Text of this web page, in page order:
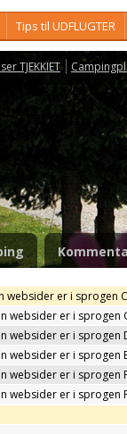
Tips til UDFLUGTER
TJEKKIET
websider er i sprogen
websider er i sprogen
websider er i sprogen
websider er i sprogen
websider er i sprogen
websider er i sprogen